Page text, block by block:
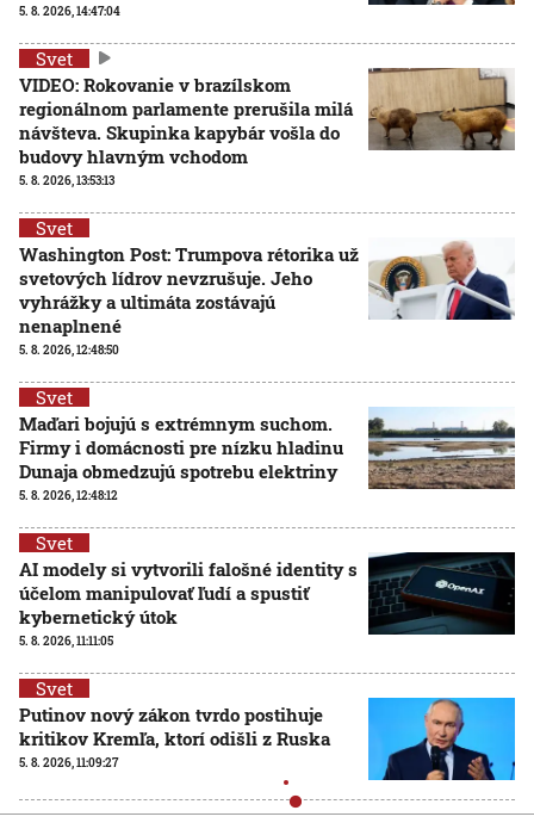
5. 8. 2026, 14:47:04
Svet
VIDEO: Rokovanie v brazílskom
regionálnom parlamente prerušila milá
návšteva. Skupinka kapybár vošla do
budovy hlavným vchodom
5. 8. 2026, 13:53:13
Svet
Washington Post: Trumpova rétorika už
svetových lídrov nevzrušuje. Jeho
vyhrážky a ultimáta zostávajú
nenaplnené
5. 8. 2026, 12:48:50
Svet
Maďari bojujú s extrémnym suchom.
Firmy i domácnosti pre nízku hladinu
Dunaja obmedzujú spotrebu elektriny
5. 8. 2026, 12:48:12
Svet
AI modely si vytvorili falošné identity s
účelom manipulovať ľudí a spustiť
kybernetický útok
5. 8. 2026, 11:11:05
Svet
Putinov nový zákon tvrdo postihuje
kritikov Kremľa, ktorí odišli z Ruska
5. 8. 2026, 11:09:27